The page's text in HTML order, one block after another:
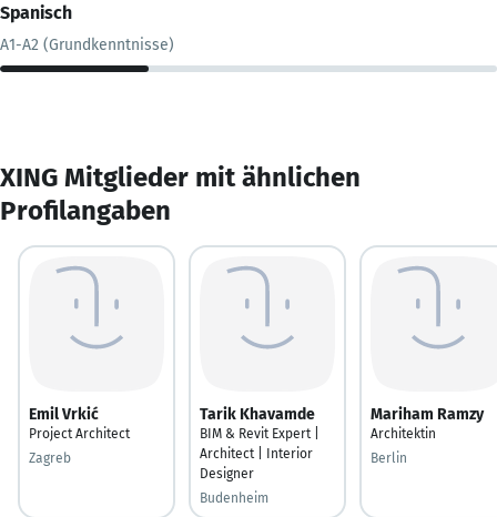
Spanisch
A1-A2 (Grundkenntnisse)
XING Mitglieder mit ähnlichen
Profilangaben
Emil Vrkić
Project Architect
Zagreb
Tarik Khavamde
BIM & Revit Expert |
Architect | Interior
Designer
Budenheim
Mariham Ramzy
Architektin
Berlin